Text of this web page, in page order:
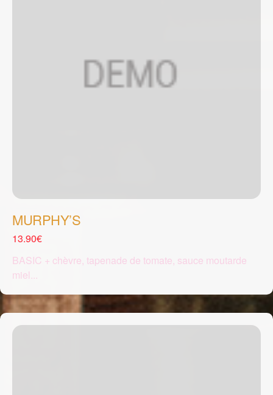
MURPHY’S
13.90€
BASIC + chèvre, tapenade de tomate, sauce moutarde
miel...